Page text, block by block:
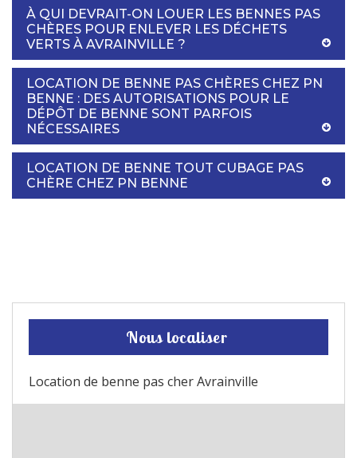
À QUI DEVRAIT-ON LOUER LES BENNES PAS
CHÈRES POUR ENLEVER LES DÉCHETS
VERTS À AVRAINVILLE ?
LOCATION DE BENNE PAS CHÈRES CHEZ PN
BENNE : DES AUTORISATIONS POUR LE
DÉPÔT DE BENNE SONT PARFOIS
NÉCESSAIRES
LOCATION DE BENNE TOUT CUBAGE PAS
CHÈRE CHEZ PN BENNE
Nous localiser
Location de benne pas cher Avrainville